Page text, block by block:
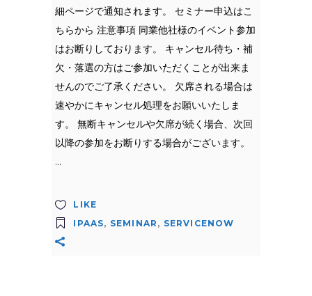
細ページで通知されます。 セミナー申込はこ
ちらから 注意事項 同業他社様のイベント参加
はお断りしております。 キャンセル待ち・補
欠・落選の方はご参加いただくことが出来ま
せんのでご了承ください。 欠席される場合は
速やかにキャンセル処理をお願いいたしま
す。 無断キャンセルや欠席が続く場合、次回
以降の参加をお断りする場合がございます。
LIKE
IPAAS, SEMINAR , SERVICENOW